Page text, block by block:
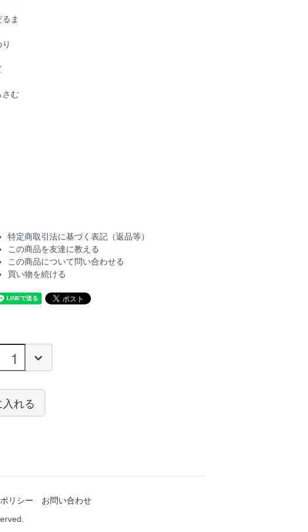
ま
さむ
特定商取引法に基づく表記（返品等）
この商品を友達に教える
この商品について問い合わせる
買い物を続ける
れる
リシー
お問い合わせ